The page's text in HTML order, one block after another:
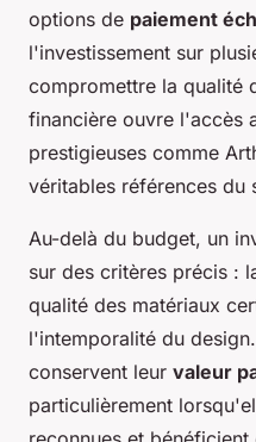
options de paiement
l'investissement sur
compromettre la qualité
financière ouvre l'accès
prestigieuses comme
véritables références du
Au-delà du budget, un
sur des critères précis :
qualité des matériaux
l'intemporalité du
conservent leur valeur
particulièrement